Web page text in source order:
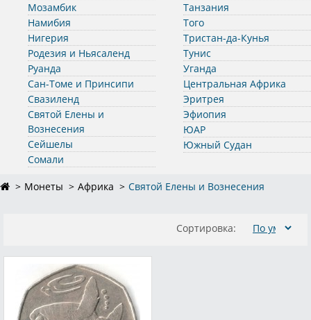
Мозамбик
Намибия
Нигерия
Родезия и Ньясаленд
Руанда
Сан-Томе и Принсипи
Свазиленд
Святой Елены и
Вознесения
Сейшелы
Сомали
Танзания
Того
Тристан-да-Кунья
Тунис
Уганда
Центральная Африка
Эритрея
Эфиопия
ЮАР
Южный Судан
Монеты Африка Святой Елены и Вознесения
Сортировка: